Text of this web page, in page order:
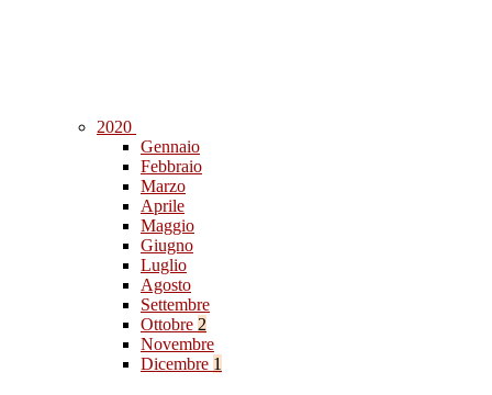
2020
Gennaio
Febbraio
Marzo
Aprile
Maggio
Giugno
Luglio
Agosto
Settembre
Ottobre 2
Novembre
Dicembre 1